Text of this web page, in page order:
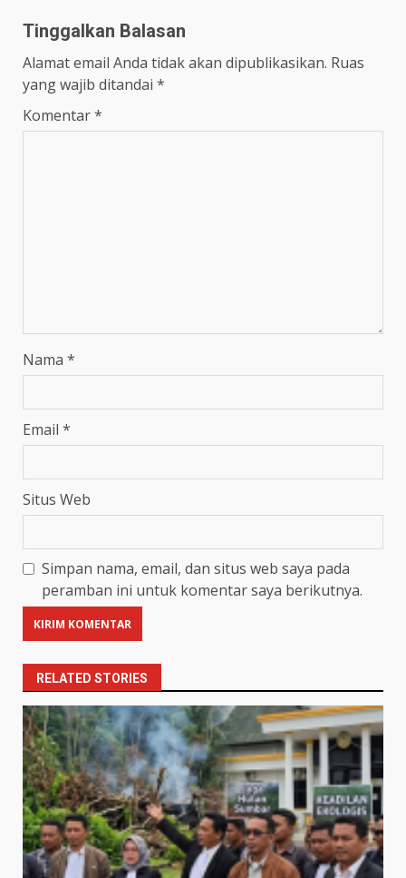
Tinggalkan Balasan
Alamat email Anda tidak akan dipublikasikan. Ruas
yang wajib ditandai *
Komentar*
Nama *
Email *
Situs Web
Simpan nama, email, dan situs web saya pada
peramban ini untuk komentar saya berikutnya.
RELATED STORIES